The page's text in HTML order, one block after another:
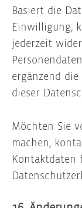
Basiert die
Einwilligung,
jederzeit
ergänzend
dieser
Möchten Sie
machen,
Kontaktdaten